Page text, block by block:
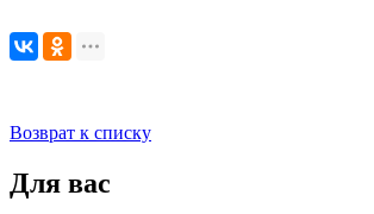
Возврат к списку
Для вас